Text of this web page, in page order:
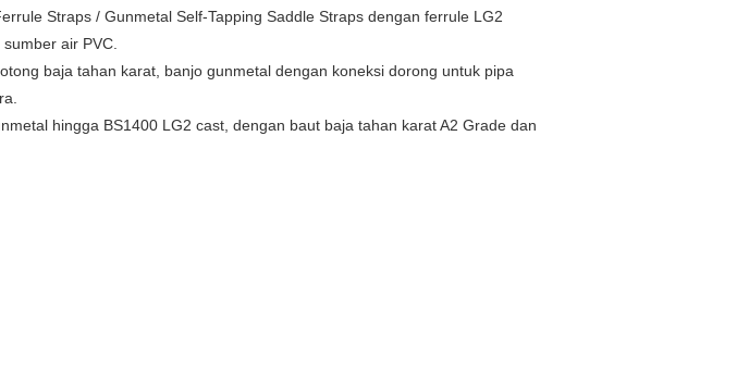
Straps / Gunmetal Self-Tapping Saddle Straps dengan ferrule LG2
air PVC.
baja tahan karat, banjo gunmetal dengan koneksi dorong untuk pipa
hingga BS1400 LG2 cast, dengan baut baja tahan karat A2 Grade dan